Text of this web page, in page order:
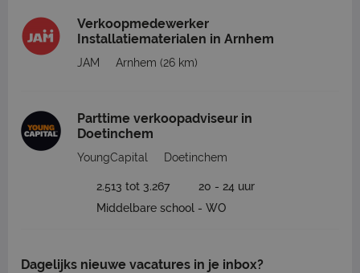
Verkoopmedewerker
Installatiematerialen in Arnhem
JAM Arnhem (26 km)
Parttime verkoopadviseur in
Doetinchem
YoungCapital Doetinchem
2.513 tot 3.267
20 - 24 uur
Middelbare school - WO
Dagelijks nieuwe vacatures in je inbox?